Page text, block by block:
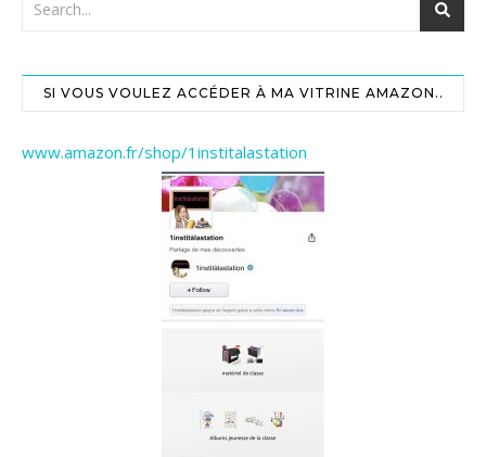
SI VOUS VOULEZ ACCÉDER À MA VITRINE AMAZON..
www.amazon.fr/shop/1institalastation